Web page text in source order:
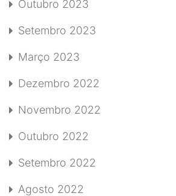
Outubro 2023
Setembro 2023
Março 2023
Dezembro 2022
Novembro 2022
Outubro 2022
Setembro 2022
Agosto 2022